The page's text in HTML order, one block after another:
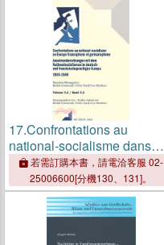
17.Confrontations au
national-socialisme dans
l'Europe francophone et
germanophone (1919-1949)/
Auseinandersetzungen mit
dem Nationalsozialismus im
若需訂購本書，請電洽客服 02-
25006600[分機130、131]。